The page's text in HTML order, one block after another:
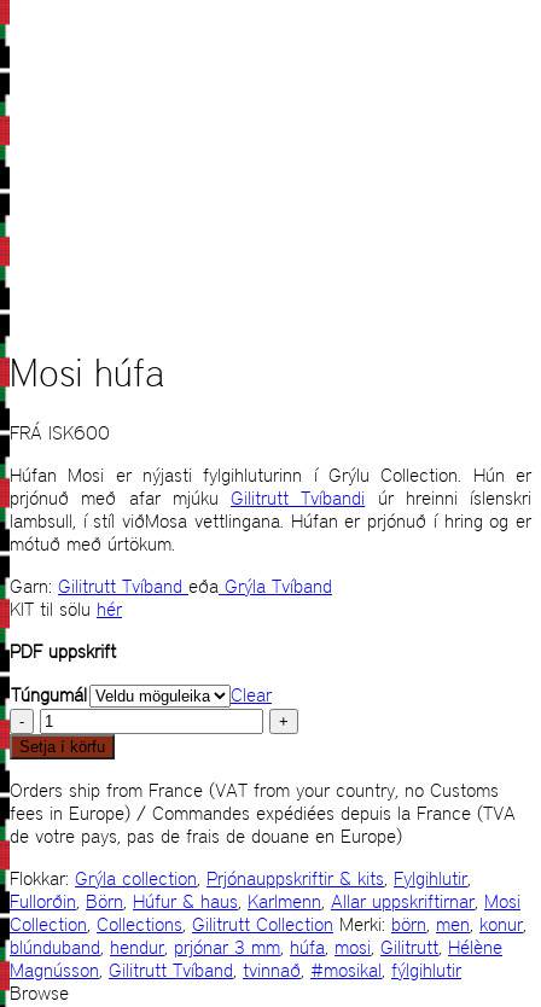
Mosi húfa
FRÁ ISK600
Húfan Mosi er nýjasti fylgihluturinn í Grýlu Collection. Hún er
prjónuð með afar mjúku Gilitrutt Tvíbandi úr hreinni íslenskri
lambsull, í stíl viðMosa vettlingana. Húfan er prjónuð í hring og er
mótuð með úrtökum.
Garn: Gilitrutt Tvíband eða Grýla Tvíband
KIT til sölu hér
PDF uppskrift
Túngumál
Clear
Mosi
húfa
quantity
Setja í körfu
Orders ship from France (VAT from your country, no Customs
fees in Europe) / Commandes expédiées depuis la France (TVA
de votre pays, pas de frais de douane en Europe)
Flokkar: Grýla collection, Prjónauppskriftir & kits, Fylgihlutir,
Fullorðin, Börn, Húfur & haus, Karlmenn, Allar uppskriftirnar, Mosi
Collection, Collections, Gilitrutt Collection Merki: börn, men, konur,
blúnduband, hendur, prjónar 3 mm, húfa, mosi, Gilitrutt, Hélène
Magnússon, Gilitrutt Tvíband, tvinnað, #mosikal, fýlgihlutir
Browse